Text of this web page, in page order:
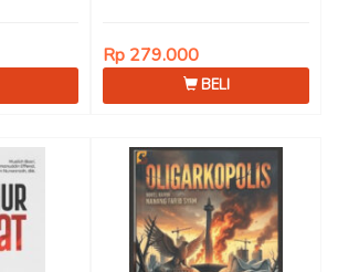
Rp 279.000
BELI